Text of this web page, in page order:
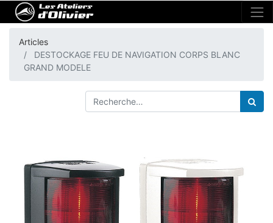
Articles
DESTOCKAGE FEU DE NAVIGATION CORPS BLANC
GRAND MODELE